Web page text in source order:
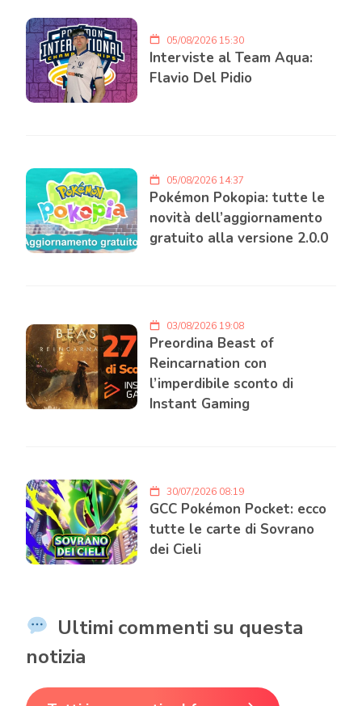
05/08/2026 15:30
Interviste al Team Aqua:
Flavio Del Pidio
05/08/2026 14:37
Pokémon Pokopia: tutte le
novità dell’aggiornamento
gratuito alla versione 2.0.0
03/08/2026 19:08
Preordina Beast of
Reincarnation con
l’imperdibile sconto di
Instant Gaming
30/07/2026 08:19
GCC Pokémon Pocket: ecco
tutte le carte di Sovrano
dei Cieli
Ultimi commenti su questa
notizia